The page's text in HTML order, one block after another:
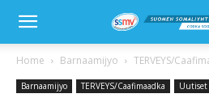
Home Barnaamijyo TERVEYS/
Barnaamijyo TERVEYS/Caafimaadka Uutiset